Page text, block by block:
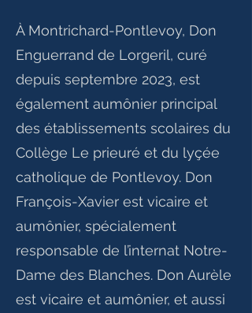
À Montrichard-Pontlevoy, Don
Enguerrand de Lorgeril, curé
depuis septembre 2023, est
également aumônier principal
des établissements scolaires du
Collège Le prieuré et du lyçée
catholique de Pontlevoy. Don
François-Xavier est vicaire et
aumônier, spécialement
responsable de l’internat Notre-
Dame des Blanches. Don Aurèle
est vicaire et aumônier, et aussi